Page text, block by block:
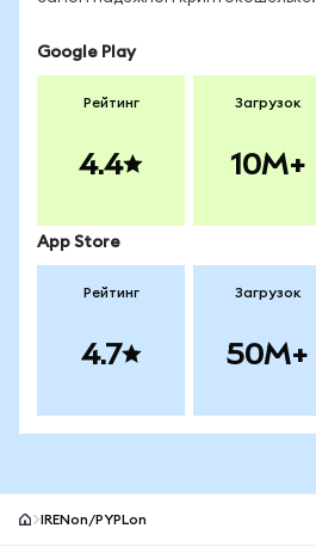
Google Play
Рейтинг
4.4
Загрузок
10M+
App Store
Рейтинг
4.7
Загрузок
50M+
IRENon/PYPLon